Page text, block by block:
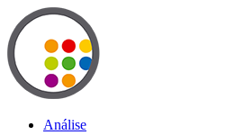
Análise